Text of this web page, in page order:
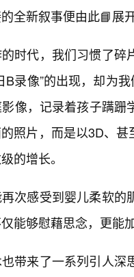
全新叙事便由此📘展
时代，我们习惯了碎
B录像”的出现，却为
像，记录着孩子蹒
照片，而是以3D、
的增长。
次感受到婴儿柔软
能够慰藉思念，更能
带来了一系列引人深